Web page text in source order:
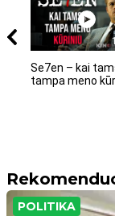
Se7en – kai
tampa meno
POLITIKA